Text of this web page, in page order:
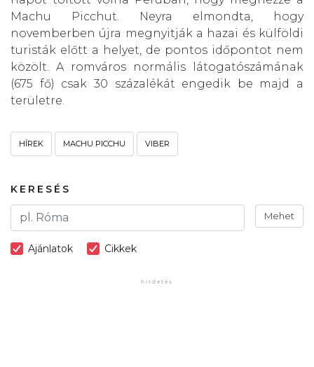
Machu Picchut. Neyra elmondta, hogy
novemberben újra megnyitják a hazai és külföldi
turisták előtt a helyet, de pontos időpontot nem
közölt. A romváros normális látogatószámának
(675 fő) csak 30 százalékát engedik be majd a
területre.
HÍREK MACHU PICCHU VIBER
KERESÉS
Mehet
Ajánlatok Cikkek